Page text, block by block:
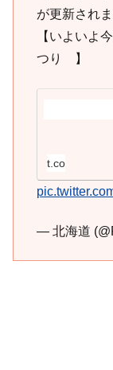
が更新されま
【いよいよ
つり 】
t.co
— 北海道